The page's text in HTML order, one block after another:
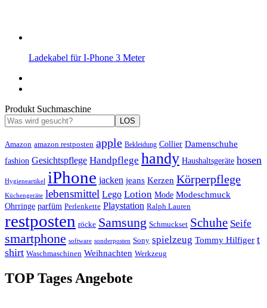
Ladekabel für I-Phone 3 Meter
Produkt Suchmaschine
LOS
Amazon amazon restposten apple Bekleidung Collier Damenschuhe
fashion Gesichtspflege Handpflege handy Haushaltsgeräte hosen
Hygieneartikel iPhone jacken jeans Kerzen Körperpflege
Küchengeräte lebensmittel Lego Lotion Mode Modeschmuck
Ohrringe parfüm Perlenkette Playstation Ralph Lauren
restposten röcke Samsung Schmuckset Schuhe Seife
smartphone software sonderposten Sony spielzeug Tommy Hilfiger t
shirt Waschmaschinen Weihnachten Werkzeug
TOP Tages Angebote